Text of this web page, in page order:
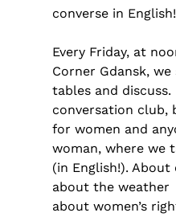
converse in English!
Every Friday, at
Corner Gdansk,
tables and discuss.
conversation club,
for women and
woman, where we
(in English!). About
about the weather
about women’s